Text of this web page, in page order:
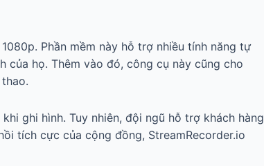
Phần mềm này hỗ trợ nhiều tính năng tự
họ. Thêm vào đó, công cụ này cũng cho
ghi hình. Tuy nhiên, đội ngũ hỗ trợ khách hàng
tích cực của cộng đồng, StreamRecorder.io